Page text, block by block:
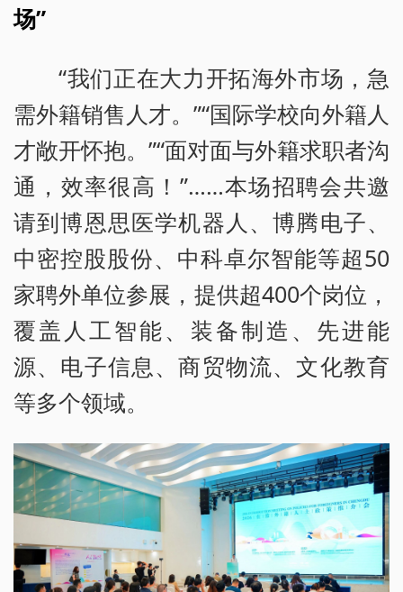
场”
“我们正在大力开拓海外市场，急
需外籍销售人才。”“国际学校向外籍人
才敞开怀抱。”“面对面与外籍求职者沟
通，效率很高！”……本场招聘会共邀
请到博恩思医学机器人、博腾电子、
中密控股股份、中科卓尔智能等超50
家聘外单位参展，提供超400个岗位，
覆盖人工智能、装备制造、先进能
源、电子信息、商贸物流、文化教育
等多个领域。